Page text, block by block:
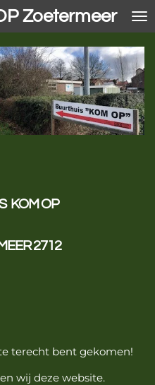
Zoetermeer
KOM OP
2712
terecht bent gekomen!
wij deze website.